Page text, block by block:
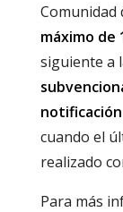
Comunidad
máximo de
siguiente a
cuando el
realizado
Para más